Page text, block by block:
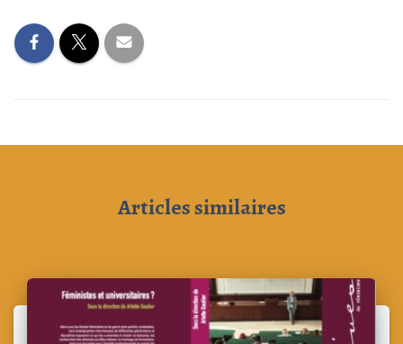
Articles similaires